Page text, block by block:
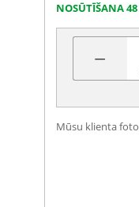
NOSŪTĪŠANA
−
Mūsu klienta